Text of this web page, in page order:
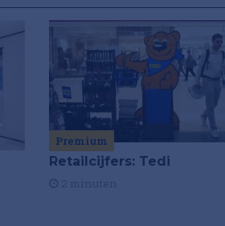
Premium
Retailcijfers: Tedi